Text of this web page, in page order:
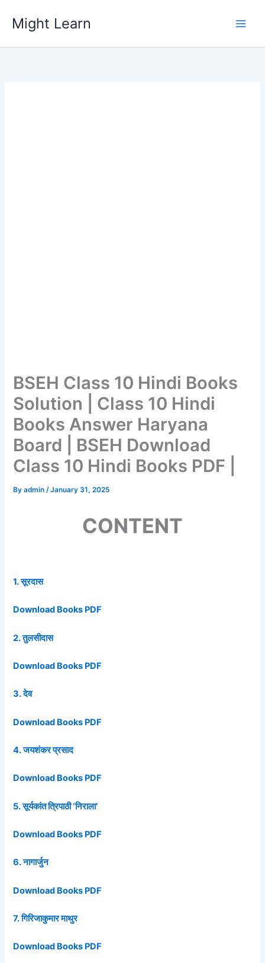
content
Might Learn
BSEH Class 10 Hindi Books
Solution | Class 10 Hindi
Books Answer Haryana
Board | BSEH Download
Class 10 Hindi Books PDF |
Byadmin/January 31, 2025
CONTENT
1. सूरदास
Download Books PDF
2. तुलसीदास
Download Books PDF
3. देव
Download Books PDF
4. जयशंकर प्रसाद
Download Books PDF
5. सूर्यकांत त्रिपाठी ‘निराला’
Download Books PDF
6. नागार्जुन
Download Books PDF
7. गिरिजाकुमार माथुर
Download Books PDF